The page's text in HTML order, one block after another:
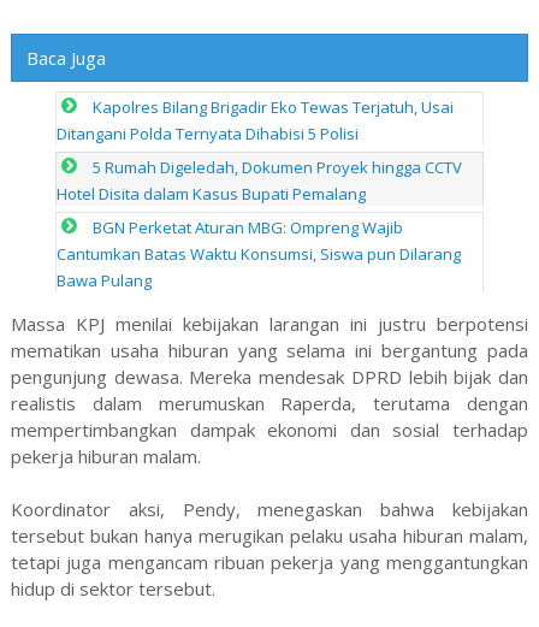
Baca Juga
Kapolres Bilang Brigadir Eko Tewas Terjatuh, Usai
Ditangani Polda Ternyata Dihabisi 5 Polisi
5 Rumah Digeledah, Dokumen Proyek hingga CCTV
Hotel Disita dalam Kasus Bupati Pemalang
BGN Perketat Aturan MBG: Ompreng Wajib
Cantumkan Batas Waktu Konsumsi, Siswa pun Dilarang
Bawa Pulang
Massa KPJ menilai kebijakan larangan ini justru berpotensi
mematikan usaha hiburan yang selama ini bergantung pada
pengunjung dewasa. Mereka mendesak DPRD lebih bijak dan
realistis dalam merumuskan Raperda, terutama dengan
mempertimbangkan dampak ekonomi dan sosial terhadap
pekerja hiburan malam.
Koordinator aksi, Pendy, menegaskan bahwa kebijakan
tersebut bukan hanya merugikan pelaku usaha hiburan malam,
tetapi juga mengancam ribuan pekerja yang menggantungkan
hidup di sektor tersebut.